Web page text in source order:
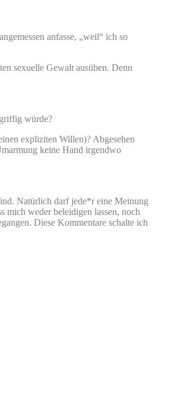
anfasse, „weil“ ich so
sexuelle Gewalt ausüben. Denn
würde?
expliziten Willen)? Abgesehen
keine Hand irgendwo
Natürlich darf jede*r eine Meinung
mich weder beleidigen lassen, noch
Diese Kommentare schalte ich